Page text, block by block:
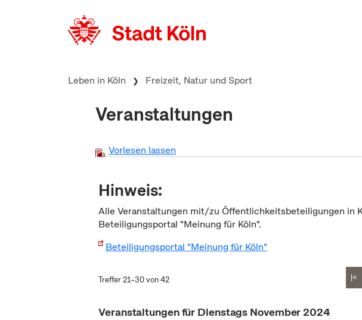
Leben in Köln Freizeit, Natur und Sport
Veranstaltungen
Vorlesen lassen
Hinweis:
Alle Veranstaltungen mit/zu Öffentlichkeitsbeteiligungen in
Beteiligungsportal "Meinung für Köln".
Beteiligungsportal "Meinung für Köln"
Treffer 21–30 von 42 |<
Veranstaltungen für Dienstags November 2024